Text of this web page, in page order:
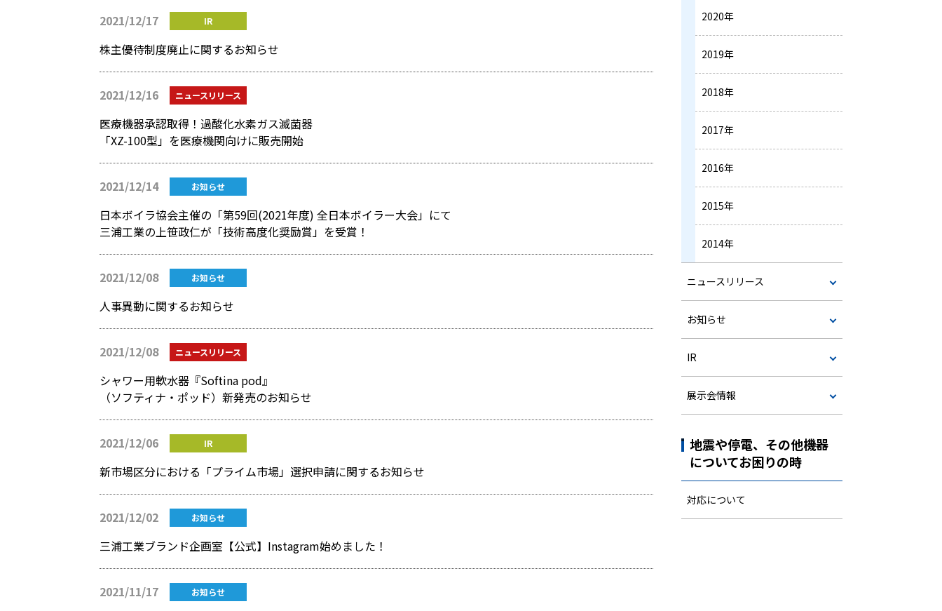
2021/12/17 IR
株主優待制度廃止に関するお知らせ
2021/12/16 ニュースリリース
医療機器承認取得！過酸化水素ガス滅菌器
「XZ-100型」を医療機関向けに販売開始
2021/12/14 お知らせ
日本ボイラ協会主催の「第59回(2021年度) 全日本ボイラー大会」にて
三浦工業の上笹政仁が「技術高度化奨励賞」を受賞！
2021/12/08 お知らせ
人事異動に関するお知らせ
2021/12/08 ニュースリリース
シャワー用軟水器『Softina pod』
（ソフティナ・ポッド）新発売のお知らせ
2021/12/06 IR
新市場区分における「プライム市場」選択申請に関するお知らせ
2021/12/02 お知らせ
三浦工業ブランド企画室【公式】Instagram始めました！
2021/11/17 お知らせ
2020年
2019年
2018年
2017年
2016年
2015年
2014年
ニュースリリース
お知らせ
IR
展示会情報
地震や停電、その他機器
についてお困りの時
対応について